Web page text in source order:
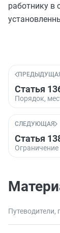
работнику в
Статья
Порядок,
СЛЕДУЮЩАЯ
Статья